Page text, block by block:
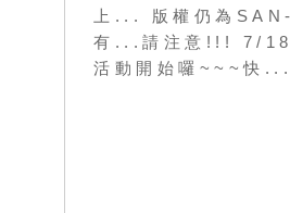
上... 版權仍為
有...請注意!!! 7/18
活動開始囉~~~快